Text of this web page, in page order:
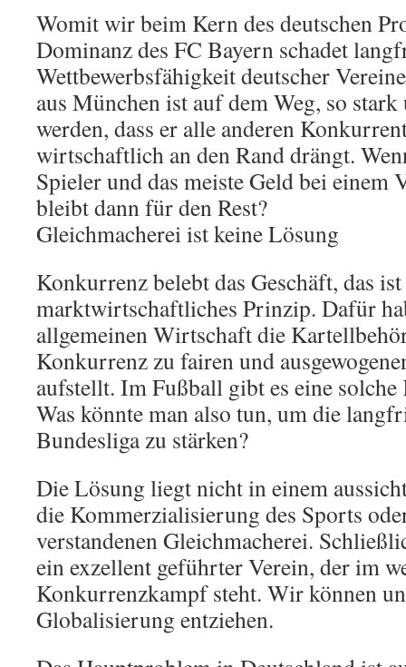
Womit wir beim Kern des deutschen
Dominanz des FC Bayern schadet
Wettbewerbsfähigkeit deutscher
aus München ist auf dem Weg, so
werden, dass er alle anderen
wirtschaftlich an den Rand drängt.
Spieler und das meiste Geld bei einem
bleibt dann für den Rest?
Gleichmacherei ist keine Lösung
Konkurrenz belebt das Geschäft, das
marktwirtschaftliches Prinzip. Dafür
allgemeinen Wirtschaft die
Konkurrenz zu fairen und
aufstellt. Im Fußball gibt es eine
Was könnte man also tun, um die
Bundesliga zu stärken?
Die Lösung liegt nicht in einem
die Kommerzialisierung des Sports
verstandenen Gleichmacherei.
ein exzellent geführter Verein, der im
Konkurrenzkampf steht. Wir können
Globalisierung entziehen.